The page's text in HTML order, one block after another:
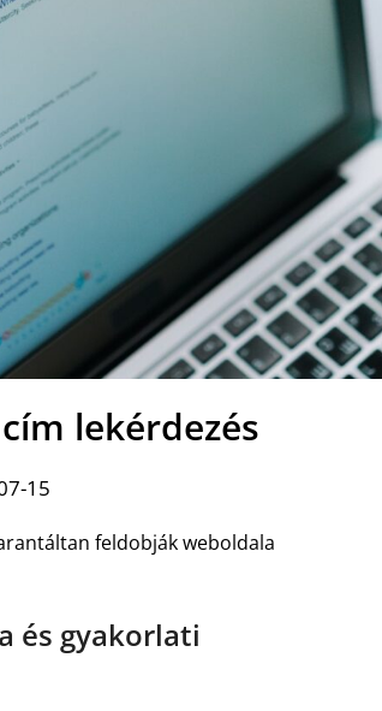
lekérdezés
15
feldobják weboldala
és gyakorlati